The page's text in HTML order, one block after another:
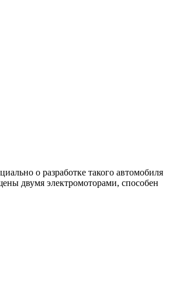
о разработке такого автомобиля
двумя электромоторами, способен